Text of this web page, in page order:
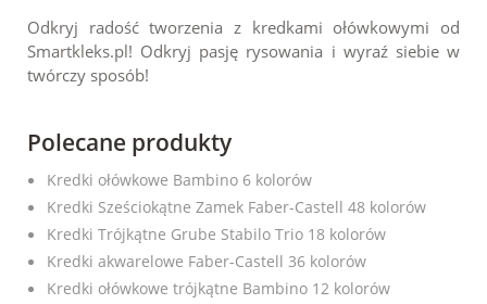
Odkryj radość tworzenia z kredkami ołówkowymi od
Smartkleks.pl! Odkryj pasję rysowania i wyraź siebie w
twórczy sposób!
Polecane produkty
Kredki ołówkowe Bambino 6 kolorów
Kredki Sześciokątne Zamek Faber-Castell 48 kolorów
Kredki Trójkątne Grube Stabilo Trio 18 kolorów
Kredki akwarelowe Faber-Castell 36 kolorów
Kredki ołówkowe trójkątne Bambino 12 kolorów